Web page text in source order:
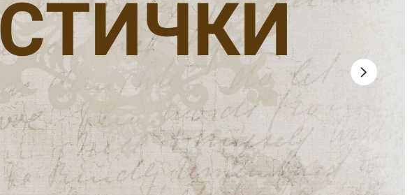
до информации од
проблем
огласи
јавни огласи